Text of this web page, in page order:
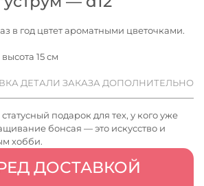
в год цвтет ароматными цветочками.
15 см
ДОСТАВКОЙ
ДЕТАЛИ ЗАКАЗА ДОПОЛНИТЕЛЬНО
подарок для тех, у кого уже
бонсая — это искусство и
хобби.